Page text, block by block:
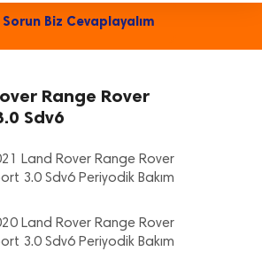
Sorun Biz Cevaplayalım
Range Rover
Sdv6
Land Rover Range Rover
3.0 Sdv6 Periyodik Bakım
Land Rover Range Rover
3.0 Sdv6 Periyodik Bakım